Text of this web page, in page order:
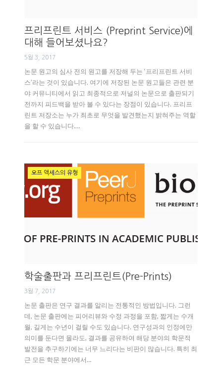
프리프린트 서비스 (Preprint Service)에
대해 들어보셨나요?
5월 3, 2017
논문 원고의 심사 전의 원고를 저장해 두는 ‘프리프린트 서비
스’라는 것이 있습니다. 여기에 저장된 논문 원고들은 관련 분
야 커뮤니티에서 읽고 최종적으로 저널의 논문으로 출판되기
전까지 피드백을 받아 볼 수 있다는 장점이 있습니다. 프리프
린트 저장소는 누가 최초로 무엇을 발견했는지 밝혀주는 역할
을 할 수 있습니다.…
오프 액세스의 유형
학술출판과 프리프린트(Pre-Prints)
3월 7, 2017
논문 출판은 연구 결과를 알리는 전통적인 방법입니다. 그런
데, 논문 출판에는 피어리뷰와 수정 과정을 포함, 짧게는 수개
월, 길게는 수년이 걸릴 수도 있습니다. 연구성과의 인정에만
의미를 둔다면 몰라도, 결과를 공유하여 해당 분야의 학문적
발전을 추구하기에는 너무 느리다는 비판이 많습니다. 특히 최
근 모든 학문 분야에서…